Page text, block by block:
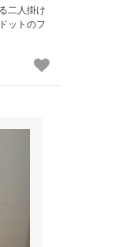
二人掛け
ットのフ